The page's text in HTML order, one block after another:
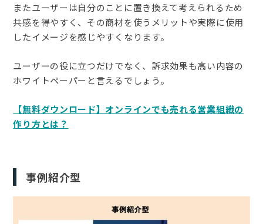
またユーザーは自分のことに置き換えて考えられるため
共感を得やすく、その商材を使うメリットや実際に使用
したイメージを感じやすくなります。
ユーザーの役に立つだけでなく、訴求効果も高い内容の
ホワイトペーパーと言えるでしょう。
【無料ダウンロード】オンラインでも売れる営業組織の
作り方とは？
事例紹介型